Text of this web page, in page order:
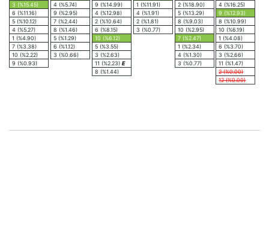
3 (%15.45)
6 (%11.16)
5 (%10.12)
4 (%5.27)
1 (%4.90)
7 (%3.38)
10 (%2.22)
9 (%0.93)
4 (%5.74)
9 (%2.95)
7 (%2.44)
8 (%1.46)
5 (%1.29)
6 (%1.12)
3 (%0.66)
9 (%14.99)
4 (%12.98)
2 (%10.64)
6 (%8.15)
10 (%6.12)
5 (%3.55)
3 (%2.63)
11 (%2.23) E
8 (%1.44)
1 (%11.91)
4 (%1.91)
2 (%1.81)
3 (%0.77)
2 (%18.90)
5 (%13.29)
8 (%9.03)
10 (%2.95)
7 (%2.47)
1 (%2.34)
4 (%1.30)
3 (%0.77)
4 (%16.25)
9 (%12.93)
8 (%10.99)
10 (%6.19)
1 (%4.08)
6 (%3.70)
3 (%2.66)
11 (%1.47)
2 (%0.00)
12 (%0.00)